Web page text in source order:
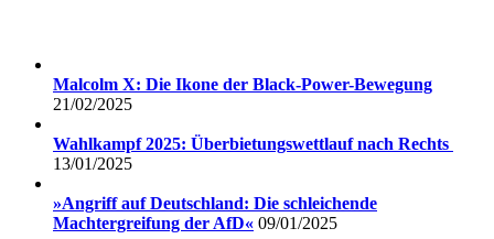
Malcolm X: Die Ikone der Black-Power-Bewegung
21/02/2025
Wahlkampf 2025: Überbietungswettlauf nach Rechts
13/01/2025
»Angriff auf Deutschland: Die schleichende
Machtergreifung der AfD« 09/01/2025